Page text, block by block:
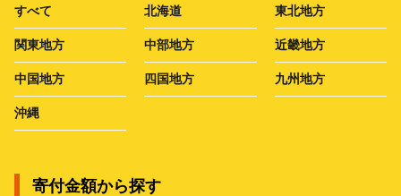
すべて 北海道 東北地方
関東地方 中部地方 近畿地方
中国地方 四国地方 九州地方
沖縄
寄付金額から探す